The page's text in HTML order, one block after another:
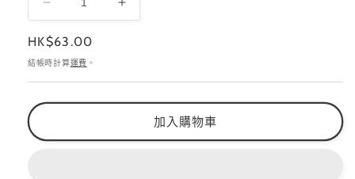
KAI-
105
數
量
減
ES-
KAI-
量
增
定
價
HK$63.00
結帳時計算運費 。
加入購物車